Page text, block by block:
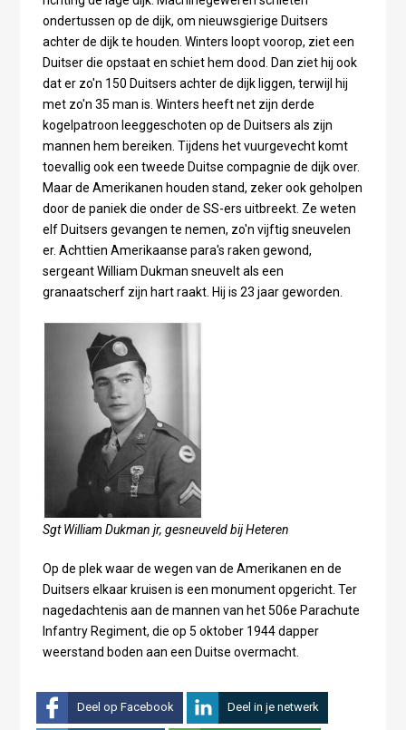
ondertussen op de dijk, om nieuwsgierige Duitsers
achter de dijk te houden. Winters loopt voorop, ziet een
Duitser die opstaat en schiet hem dood. Dan ziet hij ook
dat er zo'n 150 Duitsers achter de dijk liggen, terwijl hij
met zo'n 35 man is. Winters heeft net zijn derde
kogelpatroon leeggeschoten op de Duitsers als zijn
mannen hem bereiken. Tijdens het vuurgevecht komt
toevallig ook een tweede Duitse compagnie de dijk over.
Maar de Amerikanen houden stand, zeker ook geholpen
door de paniek die onder de SS-ers uitbreekt. Ze weten
elf Duitsers gevangen te nemen, zo'n vijftig sneuvelen
er. Achttien Amerikaanse para's raken gewond,
sergeant William Dukman sneuvelt als een
granaatscherf zijn hart raakt. Hij is 23 jaar geworden.
Sgt William Dukman jr, gesneuveld bij Heteren
Op de plek waar de wegen van de Amerikanen en de
Duitsers elkaar kruisen is een monument opgericht. Ter
nagedachtenis aan de mannen van het 506e Parachute
Infantry Regiment, die op 5 oktober 1944 dapper
weerstand boden aan een Duitse overmacht.
Deel op Facebook Deel in je netwerk